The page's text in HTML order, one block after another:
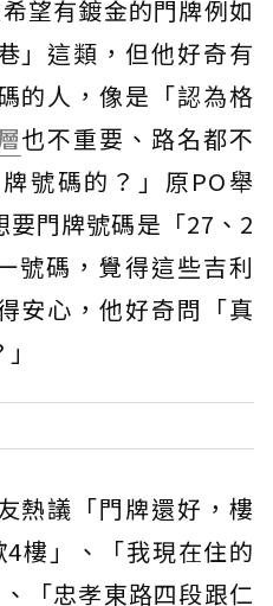
望有鍍金的門牌例如
」這類，但他好奇有
的人，像是「認為格
也不重要、路名都不
號碼的？」原PO舉
門牌號碼是「27、2
號碼，覺得這些吉利
安心，他好奇問「真
熱議「門牌還好，樓
樓」、「我現在住的
「忠孝東路四段跟仁